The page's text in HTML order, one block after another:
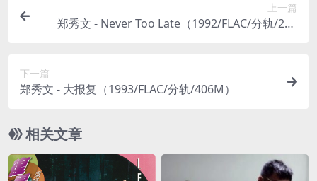
上一篇
郑秀文 - Never Too Late（1992/FLAC/分轨/274
下一篇
郑秀文 - 大报复（1993/FLAC/分轨/406M）
相关文章